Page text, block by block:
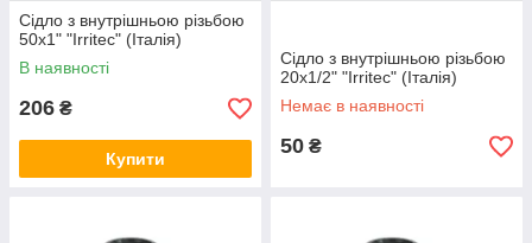
Сідло з внутрішньою різьбою
50x1" "Irritec" (Італія)
В наявності
206 ₴
Купити
Сідло з внутрішньою різьбою
20х1/2" "Irritec" (Італія)
Немає в наявності
50 ₴